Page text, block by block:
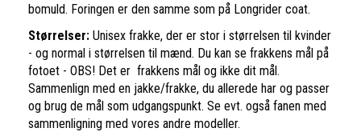
bomuld. Foringen er den samme som på Longrider coat.
Størrelser: Unisex frakke, der er stor i størrelsen til kvinder
- og normal i størrelsen til mænd. Du kan se frakkens mål på
fotoet - OBS! Det er frakkens mål og ikke dit mål.
Sammenlign med en jakke/frakke, du allerede har og passer
og brug de mål som udgangspunkt. Se evt. også fanen med
sammenligning med vores andre modeller.